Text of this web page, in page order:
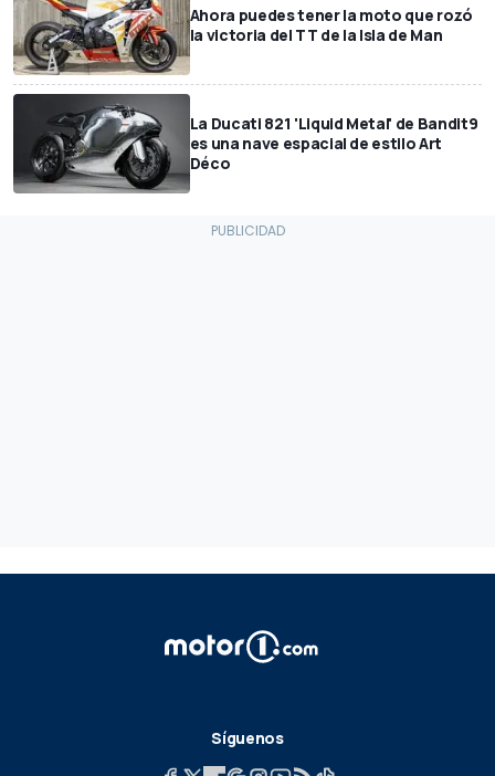
Ahora puedes tener la moto que rozó
la victoria del TT de la Isla de Man
La Ducati 821 'Liquid Metal' de Bandit9
es una nave espacial de estilo Art
Déco
Síguenos